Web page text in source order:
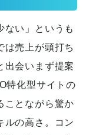
ない」というも
は売上が頭打ち
出会いまず提案
特化型サイトの
ことながら驚か
ルの高さ。コン